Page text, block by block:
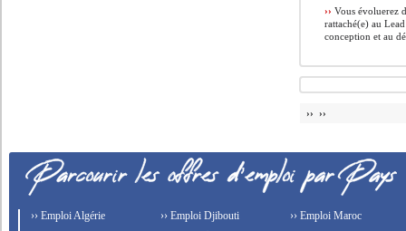
›› Vous évoluerez
rattaché(e) au
conception et au
›› ››
›› Emploi Algérie
›› Emploi Djibouti
›› Emploi Maroc